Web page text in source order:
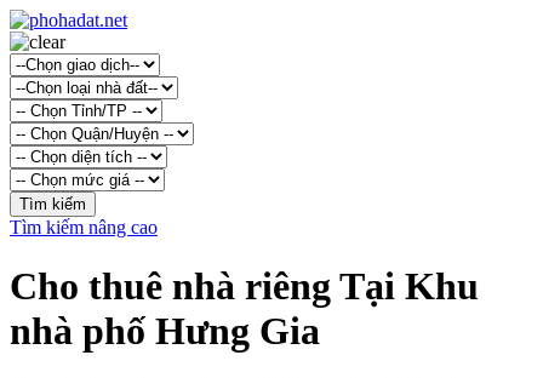
Tìm kiếm nâng cao
Cho thuê nhà riêng Tại Khu
nhà phố Hưng Gia